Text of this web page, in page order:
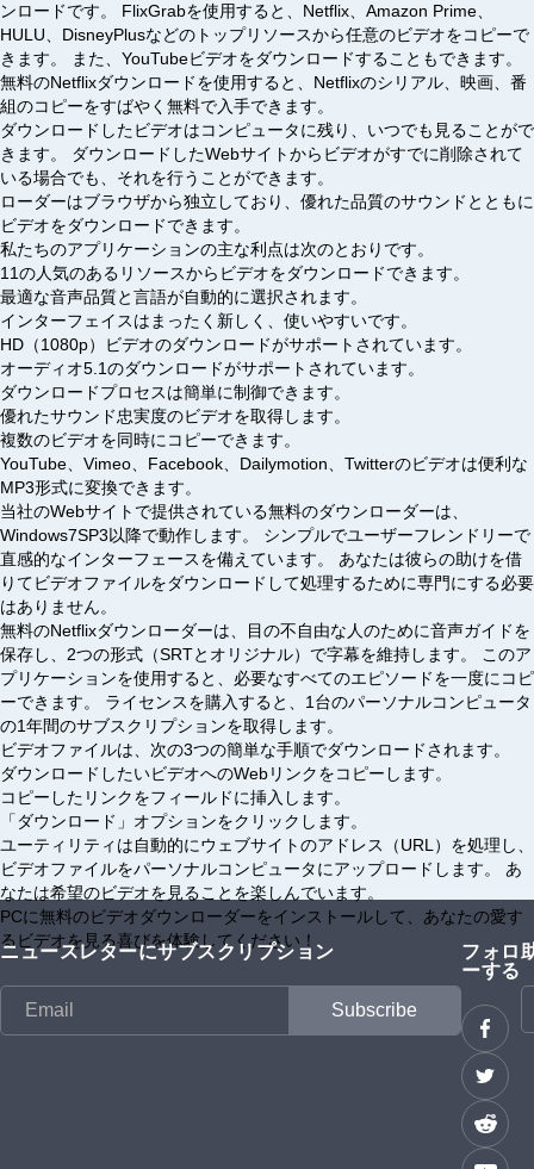
ンロードです。 FlixGrabを使用すると、Netflix、Amazon Prime、
HULU、DisneyPlusなどのトップリソースから任意のビデオをコピーで
きます。 また、YouTubeビデオをダウンロードすることもできます。
無料のNetflixダウンロードを使用すると、Netflixのシリアル、映画、番
組のコピーをすばやく無料で入手できます。
ダウンロードしたビデオはコンピュータに残り、いつでも見ることがで
きます。 ダウンロードしたWebサイトからビデオがすでに削除されて
いる場合でも、それを行うことができます。
ローダーはブラウザから独立しており、優れた品質のサウンドとともに
ビデオをダウンロードできます。
私たちのアプリケーションの主な利点は次のとおりです。
11の人気のあるリソースからビデオをダウンロードできます。
最適な音声品質と言語が自動的に選択されます。
インターフェイスはまったく新しく、使いやすいです。
HD（1080p）ビデオのダウンロードがサポートされています。
オーディオ5.1のダウンロードがサポートされています。
ダウンロードプロセスは簡単に制御できます。
優れたサウンド忠実度のビデオを取得します。
複数のビデオを同時にコピーできます。
YouTube、Vimeo、Facebook、Dailymotion、Twitterのビデオは便利な
MP3形式に変換できます。
当社のWebサイトで提供されている無料のダウンローダーは、
Windows7SP3以降で動作します。 シンプルでユーザーフレンドリーで
直感的なインターフェースを備えています。 あなたは彼らの助けを借
りてビデオファイルをダウンロードして処理するために専門にする必要
はありません。
無料のNetflixダウンローダーは、目の不自由な人のために音声ガイドを
保存し、2つの形式（SRTとオリジナル）で字幕を維持します。 このア
プリケーションを使用すると、必要なすべてのエピソードを一度にコピ
ーできます。 ライセンスを購入すると、1台のパーソナルコンピュータ
の1年間のサブスクリプションを取得します。
ビデオファイルは、次の3つの簡単な手順でダウンロードされます。
ダウンロードしたいビデオへのWebリンクをコピーします。
コピーしたリンクをフィールドに挿入します。
「ダウンロード」オプションをクリックします。
ユーティリティは自動的にウェブサイトのアドレス（URL）を処理し、
ビデオファイルをパーソナルコンピュータにアップロードします。 あ
なたは希望のビデオを見ることを楽しんでいます。
PCに無料のビデオダウンローダーをインストールして、あなたの愛す
るビデオを見る喜びを体験してください！
ニュースレターにサブスクリプション
フォロ
ーする